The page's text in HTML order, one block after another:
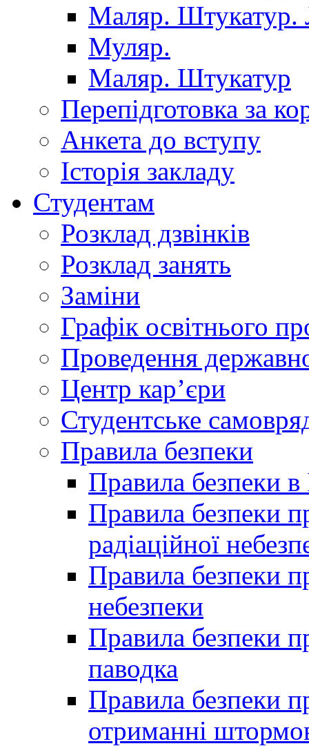
Маляр. Штукатур.
Муляр.
Маляр. Штукатур
Перепідготовка за
Анкета до вступу
Історія закладу
Студентам
Розклад дзвінків
Розклад занять
Заміни
Графік освітнього
Проведення
Центр кар’єри
Студентське
Правила безпеки
Правила безпеки в
Правила безпеки
радіаційної
Правила безпеки
небезпеки
Правила безпеки
паводка
Правила безпеки
отриманні